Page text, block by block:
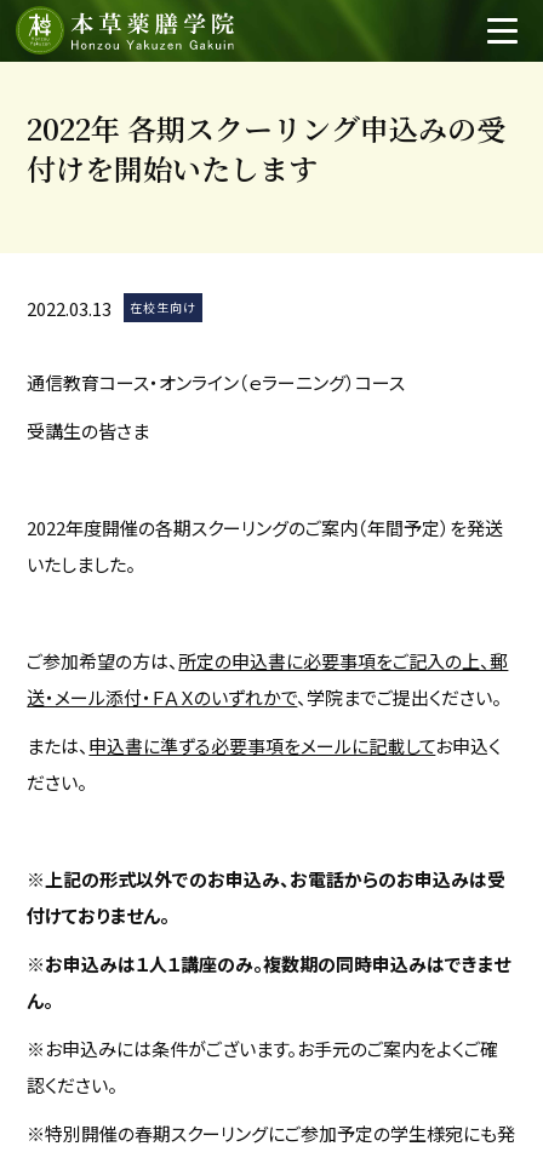
2022年 各期スクーリング申込みの受
付けを開始いたします
2022.03.13 在校生向け
通信教育コース・オンライン（ｅラーニング）コース
受講生の皆さま
2022年度開催の各期スクーリングのご案内（年間予定）を発送
いたしました。
ご参加希望の方は、 所定の申込書に必要事項をご記入の上、郵
送・メール添付・ＦＡＸのいずれかで、学院までご提出ください。
または、 申込書に準ずる必要事項をメールに記載してお申込く
ださい。
※上記の形式以外でのお申込み、お電話からのお申込みは受
付けておりません。
※お申込みは１人１講座のみ。複数期の同時申込みはできませ
ん。
※お申込みには条件がございます。お手元のご案内をよくご確
認ください。
※特別開催の春期スクーリングにご参加予定の学生様宛にも発